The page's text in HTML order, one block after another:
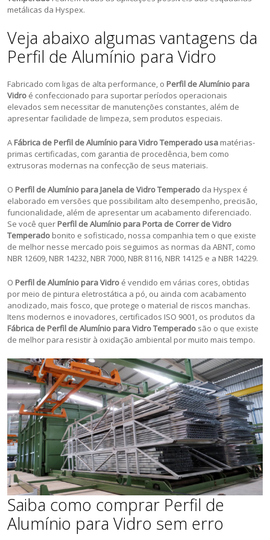
metálicas da Hyspex.
Veja abaixo algumas vantagens da
Perfil de Alumínio para Vidro
Fabricado com ligas de alta performance, o Perfil de Alumínio para
Vidro é confeccionado para suportar períodos operacionais
elevados sem necessitar de manutenções constantes, além de
apresentar facilidade de limpeza, sem produtos especiais.
A Fábrica de Perfil de Alumínio para Vidro Temperado usa matérias-
primas certificadas, com garantia de procedência, bem como
extrusoras modernas na confecção de seus materiais.
O Perfil de Alumínio para Janela de Vidro Temperado da Hyspex é
elaborado em versões que possibilitam alto desempenho, precisão,
funcionalidade, além de apresentar um acabamento diferenciado.
Se você quer Perfil de Alumínio para Porta de Correr de Vidro
Temperado bonito e sofisticado, nossa companhia tem o que existe
de melhor nesse mercado pois seguimos as normas da ABNT, como
NBR 12609, NBR 14232, NBR 7000, NBR 8116, NBR 14125 e a NBR 14229.
O Perfil de Alumínio para Vidro é vendido em várias cores, obtidas
por meio de pintura eletrostática a pó, ou ainda com acabamento
anodizado, mais fosco, que protege o material de riscos manchas.
Itens modernos e inovadores, certificados ISO 9001, os produtos da
Fábrica de Perfil de Alumínio para Vidro Temperado são o que existe
de melhor para resistir à oxidação ambiental por muito mais tempo.
Saiba como comprar Perfil de
Alumínio para Vidro sem erro